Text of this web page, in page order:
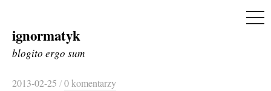
Skip
to
ignormatyk
blogito ergo sum
2013-02-25 /0 komentarzy